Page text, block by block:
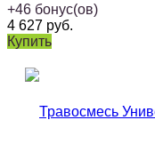
+46 бонус(ов)
4 627 руб.
Купить